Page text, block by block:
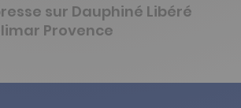
sur Dauphiné Libéré
Provence